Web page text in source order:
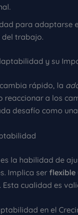
para adaptarse
del trabajo.
y su
rápido, la
reaccionar a los
desafío como
la habilidad de
Implica serflexible
Esta cualidad es
en el